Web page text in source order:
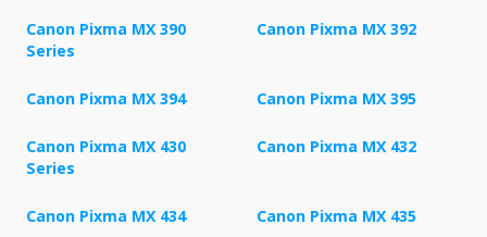
Canon Pixma MX 390
Series
Canon Pixma MX 392
Canon Pixma MX 394 Canon Pixma MX 395
Canon Pixma MX 430
Series
Canon Pixma MX 432
Canon Pixma MX 434 Canon Pixma MX 435